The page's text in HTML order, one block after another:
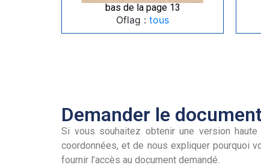
bas de la page 13
Oflag : tous
Demander le
Si vous souhaitez obtenir une version
coordonnées, et de nous expliquer pourquoi
fournir l’accès au document demandé.